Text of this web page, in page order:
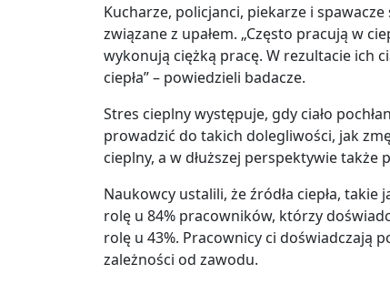
Kucharze, policjanci, piekarze i
związane z upałem. „Często pracują w
wykonują ciężką pracę. W rezultacie ich
ciepła” – powiedzieli badacze.
Stres cieplny występuje, gdy ciało
prowadzić do takich dolegliwości, jak
cieplny, a w dłuższej perspektywie
Naukowcy ustalili, że źródła ciepła,
rolę u 84% pracowników, którzy
rolę u 43%. Pracownicy ci doświadczają
zależności od zawodu.